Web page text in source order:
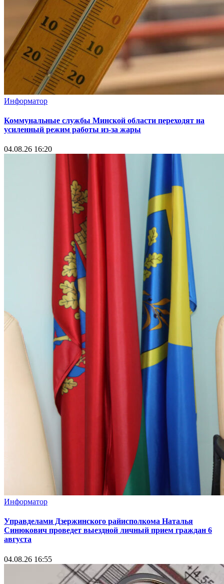
Информатор
Коммунальные службы Минской области переходят на
усиленный режим работы из-за жары
04.08.26 16:20
Информатор
Управделами Дзержинского райисполкома Наталья
Синюкович проведет выездной личный прием граждан 6
августа
04.08.26 16:55